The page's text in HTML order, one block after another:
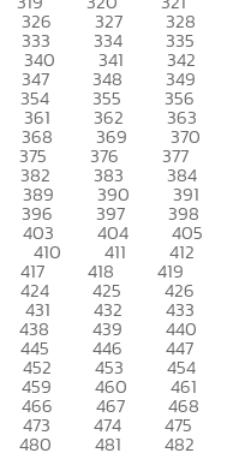
326 327 328
333 334 335
340 341 342
347 348 349
354 355 356
361 362 363
368 369 370
375 376 377
382 383 384
389 390 391
396 397 398
403 404 405
410 411 412
417 418 419
424 425 426
431 432 433
438 439 440
445 446 447
452 453 454
459 460 461
466 467 468
473 474 475
480 481 482